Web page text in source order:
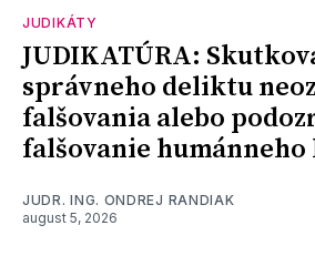
JUDIKÁTY
JUDIKATÚRA:
správneho deliktu
falšovania alebo
falšovanie
JUDR. ING. ONDREJ RANDIAK
august 5, 2026